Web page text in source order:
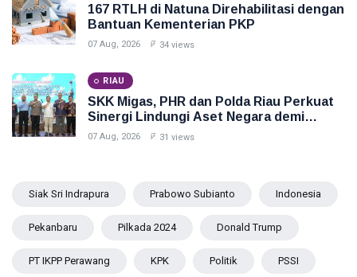
167 RTLH di Natuna Direhabilitasi dengan
Bantuan Kementerian PKP
07 Aug, 2026 34 views
RIAU
SKK Migas, PHR dan Polda Riau Perkuat
Sinergi Lindungi Aset Negara demi
Menjaga Ketahanan Energi Nasional
07 Aug, 2026 31 views
Siak Sri Indrapura Prabowo Subianto Indonesia
Pekanbaru Pilkada 2024 Donald Trump
PT IKPP Perawang KPK Politik PSSI